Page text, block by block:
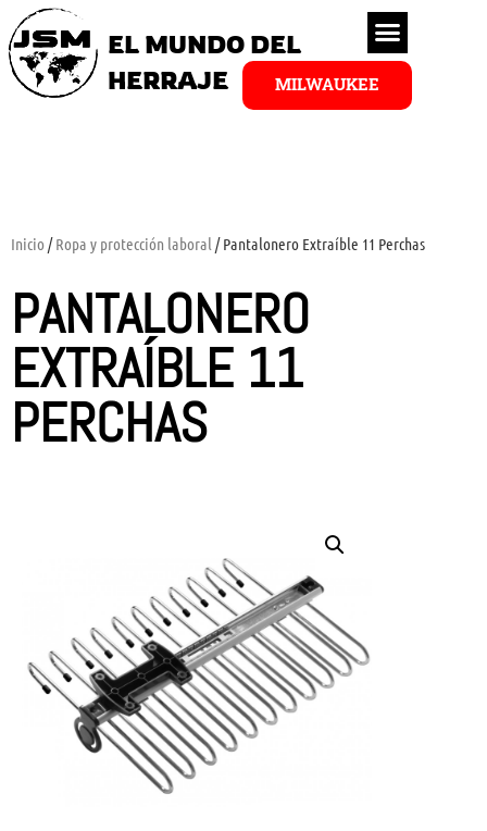
EL MUNDO DEL
HERRAJE
MILWAUKEE
Inicio /Ropa y protección laboral / Pantalonero Extraíble 11 Perchas
PANTALONERO
EXTRAÍBLE 11
PERCHAS